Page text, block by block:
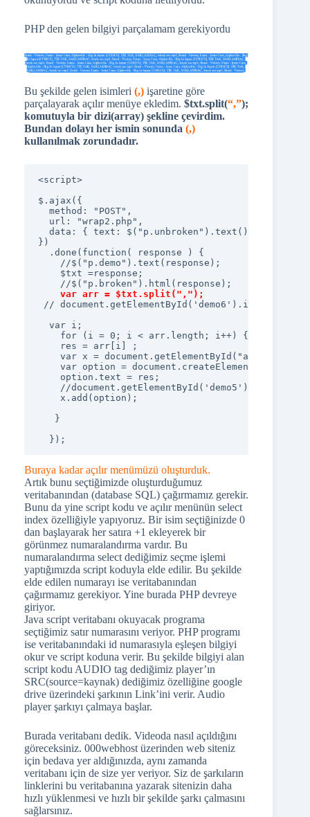
PHP den gelen bilgiyi parçalamam gerekiyordu
Bu şekilde gelen isimleri (,) işaretine göre
parçalayarak açılır menüye ekledim. $txt.split(“,”);
komutuyla bir dizi(array) şekline çevirdim.
Bundan dolayı her ismin sonunda (,)
kullanılmak zorundadır.
<script>
$.ajax({
  method: "POST",
  url: "wrap2.php",
  data: { text: $("p.unbroken").text() }
})
  .done(function( response ) {
    //$("p.demo").text(response);
    $txt =response;
    //$("p.broken").html(response);
var arr = $txt.split(",");
// document.getElementById('demo6').innerHTML
  var i;
    for (i = 0; i < arr.length; i++) {
    res = arr[i] ;
var x = document.getElementById("album-
var option =
    option.text = res;
//document.getElementById('demo5').innerHTML
    x.add(option);
   }
  });
Buraya kadar açılır menümüzü oluşturduk.
Artık bunu seçtiğimizde oluşturduğumuz
veritabanından (database SQL) çağırmamız gerekir.
Bunu da yine script kodu ve açılır menünün select
index özelliğiyle yapıyoruz. Bir isim seçtiğinizde 0
dan başlayarak her satıra +1 ekleyerek bir
görünmez numaralandırma vardır. Bu
numaralandırma select dediğimiz seçme işlemi
yaptığımızda script koduyla elde edilir. Bu şekilde
elde edilen numarayı ise veritabanından
çağırmamız gerekiyor. Yine burada PHP devreye
giriyor.
Java script veritabanı okuyacak programa
seçtiğimiz satır numarasını veriyor. PHP programı
ise veritabanındaki id numarasıyla eşleşen bilgiyi
okur ve script koduna verir. Bu şekilde bilgiyi alan
script kodu AUDIO tag dediğimiz player’ın
SRC(source=kaynak) dediğimiz özelliğine google
drive üzerindeki şarkının Link’ini verir. Audio
player şarkıyı çalmaya başlar.
Burada veritabanı dedik. Videoda nasıl açıldığını
göreceksiniz. 000webhost üzerinden web siteniz
için bedava yer aldığınızda, aynı zamanda
veritabanı için de size yer veriyor. Siz de şarkıların
linklerini bu veritabanına yazarak sitenizin daha
hızlı yüklenmesi ve hızlı bir şekilde şarkı çalmasını
sağlarsınız.